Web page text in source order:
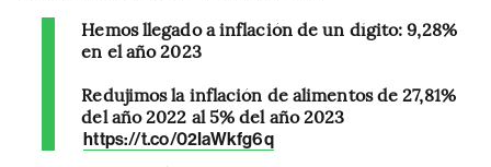
Hemos llegado a inflación de un dígito: 9,28%
en el año 2023
Redujimos la inflación de alimentos de 27,81%
del año 2022 al 5% del año 2023
https://t.co/02IaWkfg6q